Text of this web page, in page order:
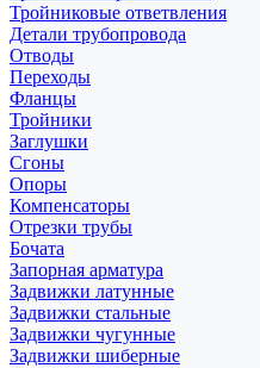
Тройниковые ответвления
Детали трубопровода
Отводы
Переходы
Фланцы
Тройники
Заглушки
Сгоны
Опоры
Компенсаторы
Отрезки трубы
Бочата
Запорная арматура
Задвижки латунные
Задвижки стальные
Задвижки чугунные
Задвижки шиберные